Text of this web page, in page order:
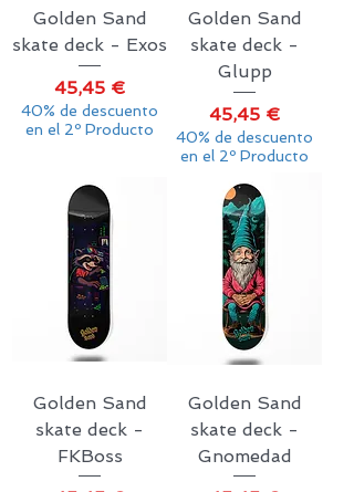
Golden Sand
skate deck - Exos
Precio
45,45 €
40% de descuento
en el 2º Producto
Golden Sand
skate deck -
Glupp
Precio
45,45 €
40% de descuento
en el 2º Producto
Golden Sand
skate deck -
FKBoss
Golden Sand
skate deck -
Gnomedad